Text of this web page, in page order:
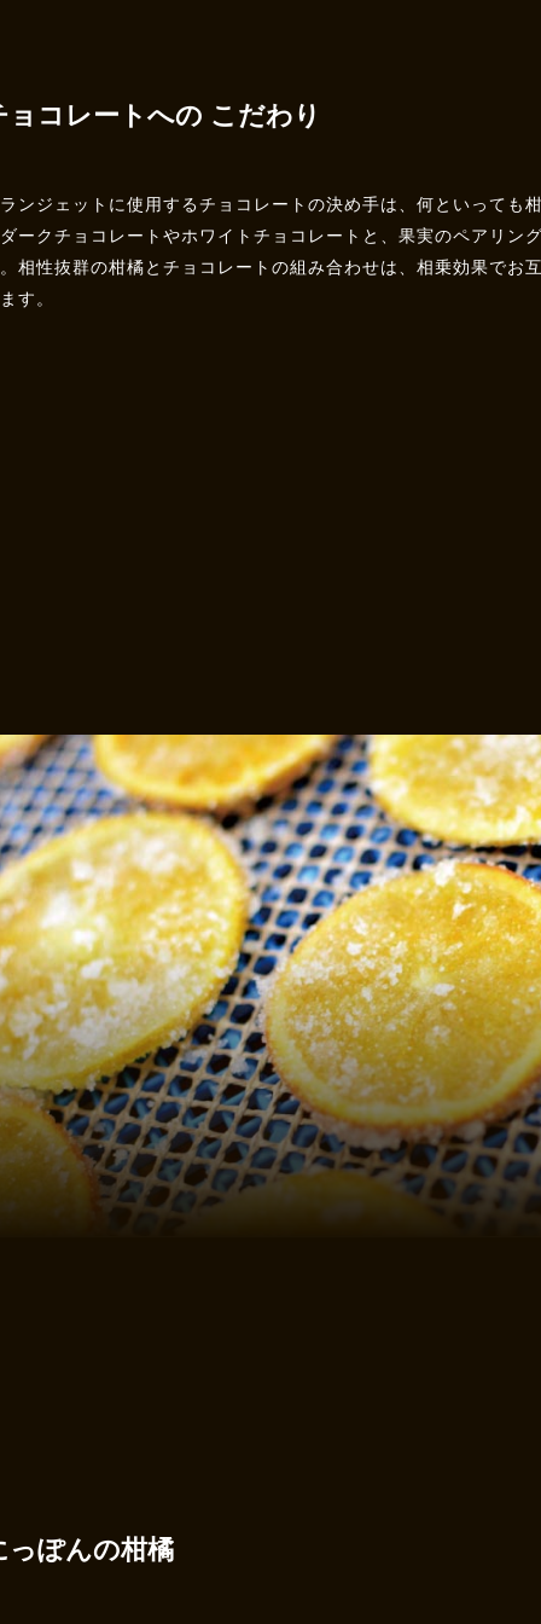
ョコレートへの こだわり
ンジェットに使用するチョコレートの決め手は、何といっても
ークチョコレートやホワイトチョコレートと、果実のペアリン
相性抜群の柑橘とチョコレートの組み合わせは、相乗効果でお
す。
っぽんの柑橘